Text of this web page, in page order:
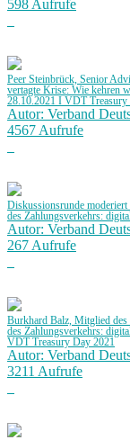
598 Aufrufe
Peer Steinbrück, Senior
vertagte Krise: Wie kehren
28.10.2021 I VDT Treasury
Autor: Verband
4567 Aufrufe
Diskussionsrunde
des Zahlungsverkehrs:
Autor: Verband
267 Aufrufe
Burkhard Balz, Mitglied
des Zahlungsverkehrs:
VDT Treasury Day 2021
Autor: Verband
3211 Aufrufe